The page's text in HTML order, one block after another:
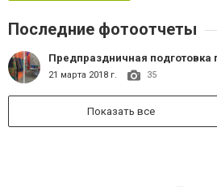
Последние фотоотчеты
21 марта 2018 г. 35
Показать все